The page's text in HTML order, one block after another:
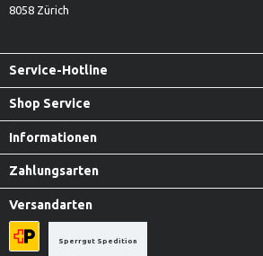
8058 Zürich
Service-Hotline
Shop Service
Informationen
Zahlungsarten
Versandarten
Sperrgut Spedition